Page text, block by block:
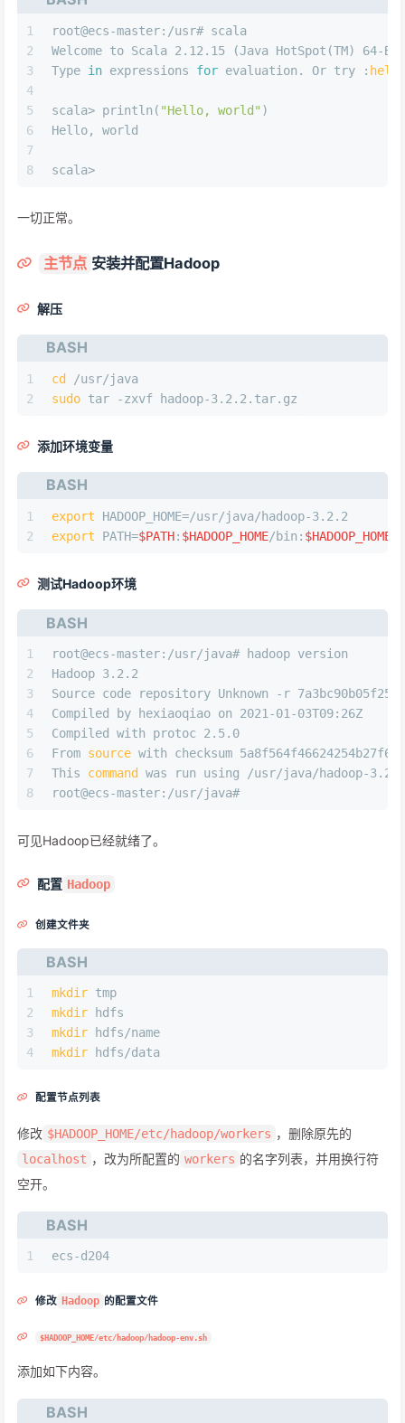
1
2
3
4
5
6
7
8
root@ecs-master:/usr# scala
Welcome to Scala 2.12.15 (Java HotSpot(TM) 64-
Type in expressions for evaluation. Or try : help
scala> println( "Hello, world" )
Hello, world
scala>
一切正常。
主节点 安装并配置Hadoop
解压
BASH
1
2
cd
/usr/java
sudo tar -zxvf hadoop-3.2.2.tar.gz
添加环境变量
BASH
1
2
export HADOOP_HOME=/usr/java/hadoop-3.2.2
export PATH=$PATH: $HADOOP_HOME/bin: $HADOOP_HOME
测试Hadoop环境
BASH
1
2
3
4
5
6
7
8
root@ecs-master:/usr/java# hadoop version
Hadoop 3.2.2
Source code repository Unknown -r
Compiled by hexiaoqiao on 2021-01-03T09:26Z
Compiled with protoc 2.5.0
From source with checksum
This command
was run using /usr/java/hadoop-3.2.2/
root@ecs-master:/usr/java#
可见Hadoop已经就绪了。
配置 Hadoop
创建文件夹
BASH
1
2
3
4
mkdir tmp
mkdir hdfs
mkdir hdfs/name
mkdir hdfs/data
配置节点列表
修改 $HADOOP_HOME/etc/hadoop/workers ，删除原先的
localhost ，改为所配置的 workers 的名字列表，并用换行符
空开。
BASH
1 ecs-d204
修改 Hadoop 的配置文件
$HADOOP_HOME/etc/hadoop/hadoop-env.sh
添加如下内容。
BASH